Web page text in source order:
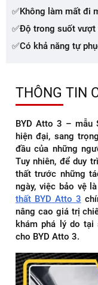
✅Không làm mất đi
✅Độ trong suốt vượt
✅Có khả năng tự
THÔNG TIN
BYD Atto 3 – mẫu
hiện đại, sang
đầu của những
Tuy nhiên, để duy
thất trước những
ngày, việc bảo vệ
thất BYD Atto 3
nâng cao giá trị
khám phá lý do
cho BYD Atto 3.